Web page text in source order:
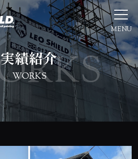
MENU
実績紹介
WORKS